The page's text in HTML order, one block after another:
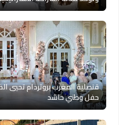
حفل وطني حاشد